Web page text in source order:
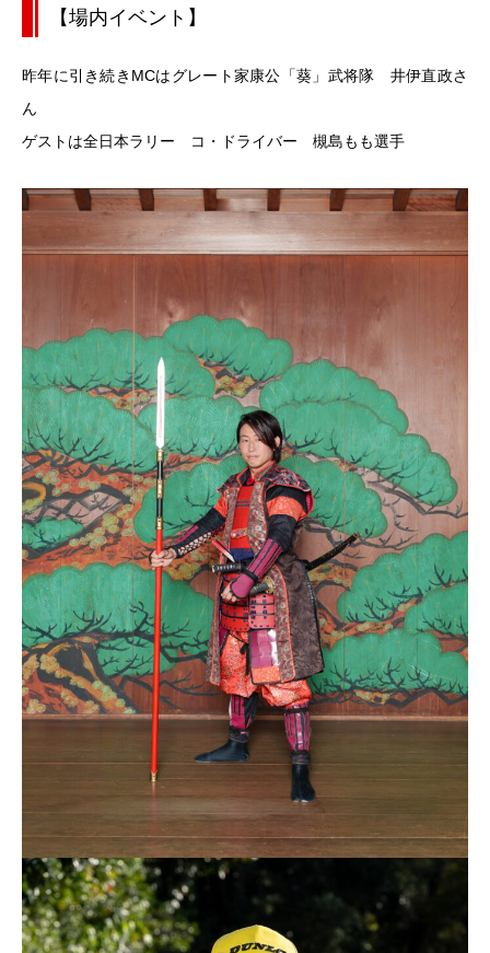
【場内イベント】
昨年に引き続きMCはグレート家康公「葵」武将隊 井伊直政さ
ん
ゲストは全日本ラリー コ・ドライバー 槻島もも選手